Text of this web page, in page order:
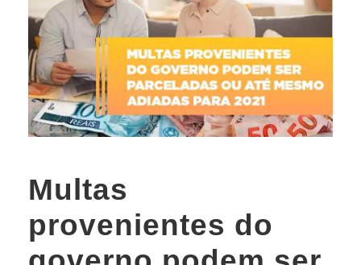
Multas
provenientes do